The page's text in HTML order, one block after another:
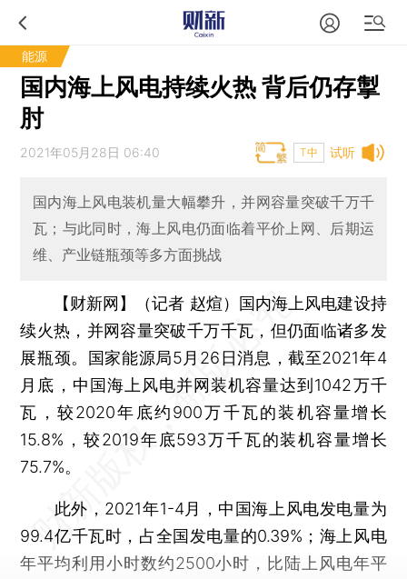
能源
国内海上风电持续火热 背后仍存掣
肘
试听
2021年05月28日 06:40 T中
国内海上风电装机量大幅攀升，并网容量突破千万千
瓦；与此同时，海上风电仍面临着平价上网、后期运
维、产业链瓶颈等多方面挑战
【财新网】（记者 赵煊）
国内海上风电建设持
续火热，并网容量突破千万千瓦，但仍面临诸多发
展瓶颈。国家能源局5月26日消息，截至2021年4
月底，中国海上风电并网装机容量达到1042万千
瓦，较2020年底约900万千瓦的装机容量增长
15.8%，较2019年底593万千瓦的装机容量增长
75.7%。
此外，2021年1-4月，中国海上风电发电量为
99.4亿千瓦时，占全国发电量的0.39%；海上风电
年平均利用小时数约2500小时，比陆上风电年平